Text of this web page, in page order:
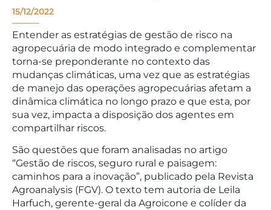
15/12/2022
Entender as estratégias de gestão de risco na
agropecuária de modo integrado e complementar
torna-se preponderante no contexto das
mudanças climáticas, uma vez que as estratégias
de manejo das operações agropecuárias afetam a
dinâmica climática no longo prazo e que esta, por
sua vez, impacta a disposição dos agentes em
compartilhar riscos.
São questões que foram analisadas no artigo
“Gestão de riscos, seguro rural e paisagem:
caminhos para a inovação”, publicado pela Revista
Agroanalysis (FGV). O texto tem autoria de Leila
Harfuch, gerente-geral da Agroicone e colíder da